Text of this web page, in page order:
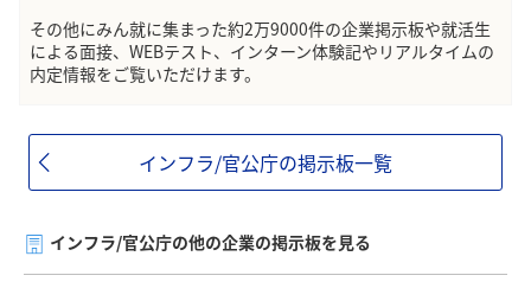
その他にみん就に集まった約2万9000件の企業掲示板や就活生
による面接、WEBテスト、インターン体験記やリアルタイムの
内定情報をご覧いただけます。
インフラ/官公庁の掲示板一覧
インフラ/官公庁の他の企業の掲示板を見る